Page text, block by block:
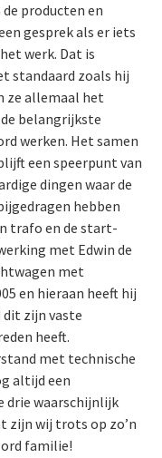
producten en
gesprek als er iets
werk. Dat is
standaard zoals hij
ze allemaal het
belangrijkste
werken. Het samen
een speerpunt van
dingen waar de
hebben
trafo en de start-
met Edwin de
met
en hieraan heeft hij
dit zijn vaste
heeft.
met technische
altijd een
drie waarschijnlijk
zijn wij trots op zo’n
familie!